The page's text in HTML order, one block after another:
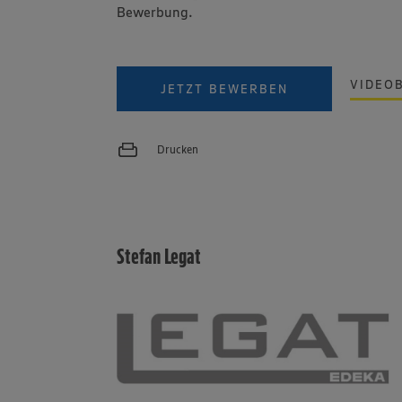
Bewerbung.
JETZT BEWERBEN
Drucken
Stefan Legat